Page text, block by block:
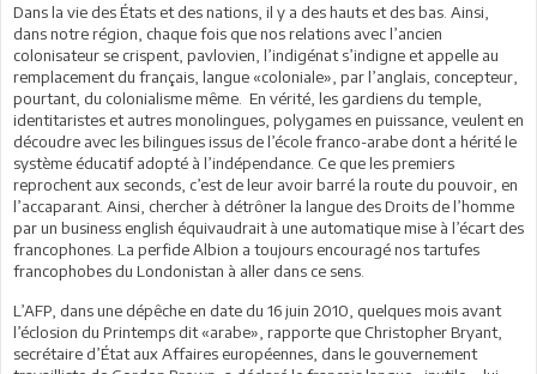
Dans la vie des États et des nations, il y a des hauts et des bas. Ainsi,
dans notre région, chaque fois que nos relations avec l’ancien
colonisateur se crispent, pavlovien, l’indigénat s’indigne et appelle au
remplacement du français, langue «coloniale», par l’anglais, concepteur,
pourtant, du colonialisme même. En vérité, les gardiens du temple,
identitaristes et autres monolingues, polygames en puissance, veulent en
découdre avec les bilingues issus de l’école franco-arabe dont a hérité le
système éducatif adopté à l’indépendance. Ce que les premiers
reprochent aux seconds, c’est de leur avoir barré la route du pouvoir, en
l’accaparant. Ainsi, chercher à détrôner la langue des Droits de l’homme
par un business english équivaudrait à une automatique mise à l’écart des
francophones. La perfide Albion a toujours encouragé nos tartufes
francophobes du Londonistan à aller dans ce sens.
L’AFP, dans une dépêche en date du 16 juin 2010, quelques mois avant
l’éclosion du Printemps dit «arabe», rapporte que Christopher Bryant,
secrétaire d’État aux Affaires européennes, dans le gouvernement